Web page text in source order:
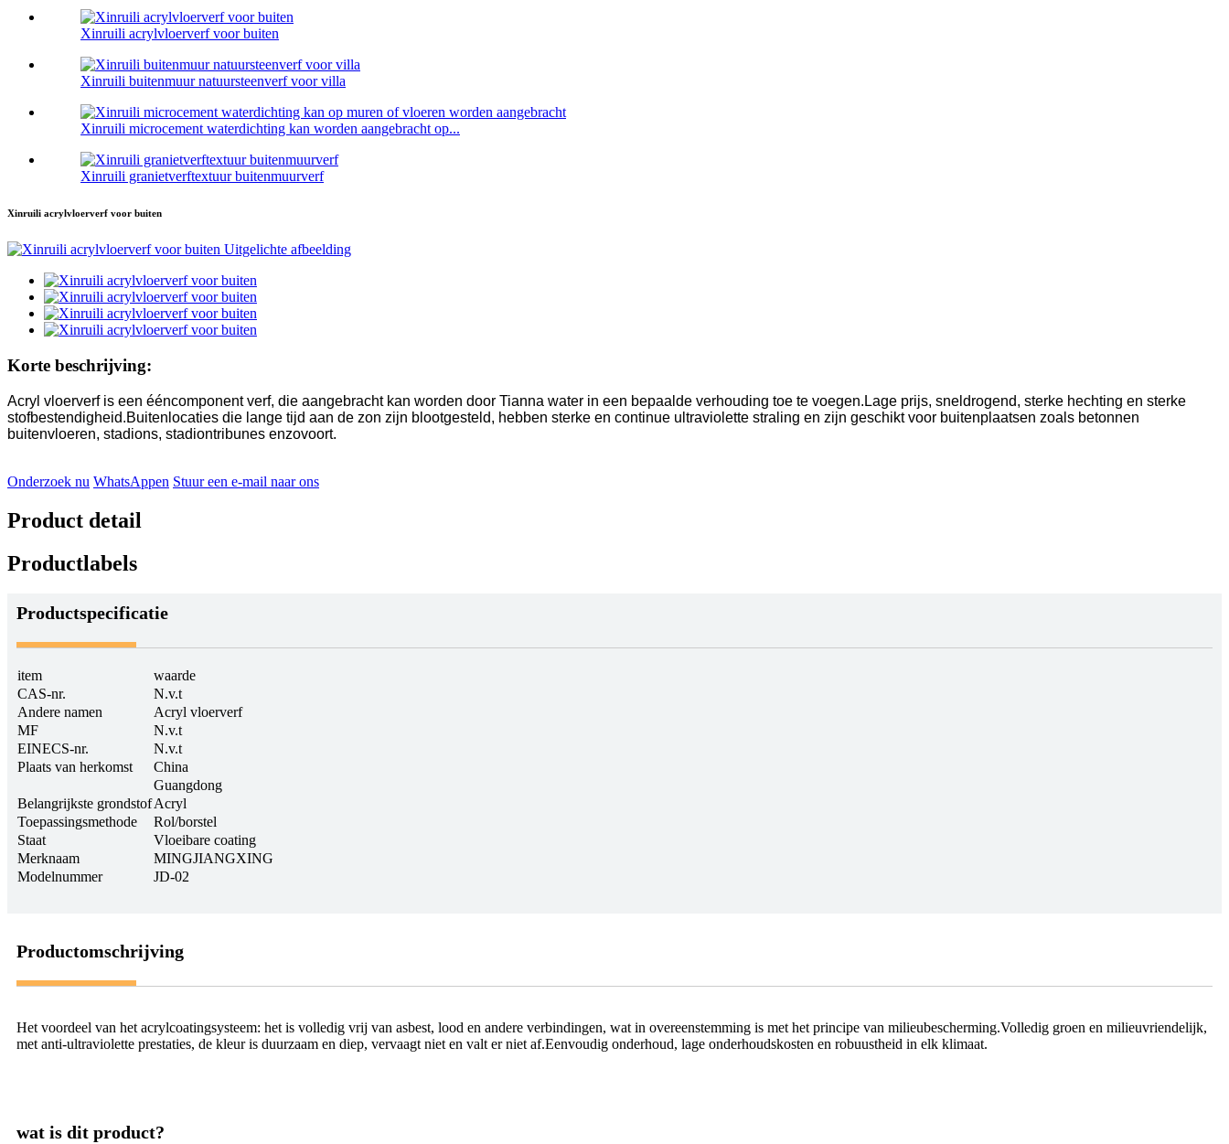
Xinruili acrylvloerverf voor buiten
Xinruili buitenmuur natuursteenverf voor villa
Xinruili microcement waterdichting kan worden aangebracht op...
Xinruili granietverftextuur buitenmuurverf
Xinruili acrylvloerverf voor buiten
Korte beschrijving:
Acryl vloerverf is een ééncomponent verf, die aangebracht kan worden door Tianna water in een bepaalde verhouding toe te voegen.Lage prijs, sneldrogend, sterke hechting en sterke
stofbestendigheid.Buitenlocaties die lange tijd aan de zon zijn blootgesteld, hebben sterke en continue ultraviolette straling en zijn geschikt voor buitenplaatsen zoals betonnen
buitenvloeren, stadions, stadiontribunes enzovoort.
Onderzoek nu WhatsAppen Stuur een e-mail naar ons
Product detail
Productlabels
Productspecificatie
item
waarde
CAS-nr.
N.v.t
Andere namen
Acryl vloerverf
MF
N.v.t
EINECS-nr.
N.v.t
Plaats van herkomst
China
Guangdong
Belangrijkste grondstofAcryl
Toepassingsmethode
Rol/borstel
Staat
Vloeibare coating
Merknaam
MINGJIANGXING
Modelnummer
JD-02
Productomschrijving
Het voordeel van het acrylcoatingsysteem: het is volledig vrij van asbest, lood en andere verbindingen, wat in overeenstemming is met het principe van milieubescherming.Volledig groen en milieuvriendelijk,
met anti-ultraviolette prestaties, de kleur is duurzaam en diep, vervaagt niet en valt er niet af.Eenvoudig onderhoud, lage onderhoudskosten en robuustheid in elk klimaat.
wat is dit product?